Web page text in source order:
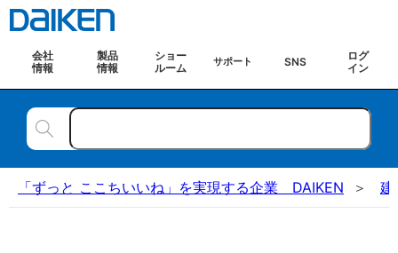
会社
情報
製品
情報
ショー
ルーム
サポート SNS
ログ
イン
「ずっと ここちいいね」を実現する企業 DAIKEN 建